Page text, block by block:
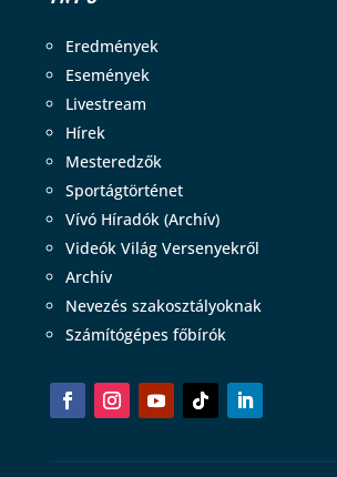
Eredmények
Események
Livestream
Hírek
Mesteredzők
Sportágtörténet
Vívó Híradók (Archív)
Videók Világ Versenyekről
Archív
Nevezés szakosztályoknak
Számítógépes főbírók